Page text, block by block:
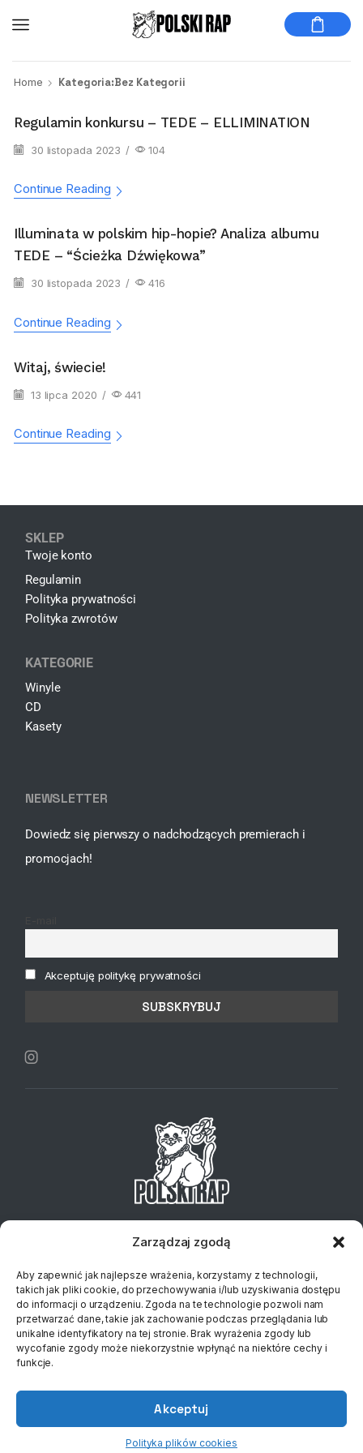
Zarządzaj zgodą
Aby zapewnić jak najlepsze wrażenia, korzystamy z technologii,
takich jak pliki cookie, do przechowywania i/lub uzyskiwania dostępu
do informacji o urządzeniu. Zgoda na te technologie pozwoli nam
przetwarzać dane, takie jak zachowanie podczas przeglądania lub
unikalne identyfikatory na tej stronie. Brak wyrażenia zgody lub
wycofanie zgody może niekorzystnie wpłynąć na niektóre cechy i
funkcje.
Akceptuj
Polityka plików cookies
Home Kategoria:Bez Kategorii
Regulamin konkursu – TEDE – ELLIMINATION
30 listopada 2023 / 104
Continue Reading
Illuminata w polskim hip-hopie? Analiza albumu
TEDE – “Ścieżka Dźwiękowa”
30 listopada 2023 / 416
Continue Reading
Witaj, świecie!
13 lipca 2020 / 441
Continue Reading
SKLEP
Twoje konto
Regulamin
Polityka prywatności
Polityka zwrotów
KATEGORIE
Winyle
CD
Kasety
NEWSLETTER
Dowiedz się pierwszy o nadchodzących premierach i
promocjach!
Akceptuję politykę prywatności
+48 734 127 837 Email: sklep@klubplytowy.pl
© 2023 Polski Rap
Sklep Wishlista